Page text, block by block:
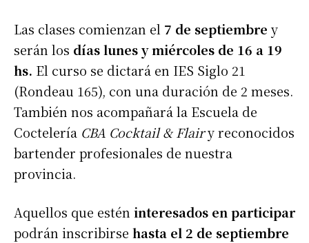
Las clases comienzan el 7 de septiembre y
serán los días lunes y miércoles de 16 a 19
hs. El curso se dictará en IES Siglo 21
(Rondeau 165), con una duración de 2 meses.
También nos acompañará la Escuela de
Coctelería CBA Cocktail & Flairy reconocidos
bartender profesionales de nuestra
provincia.
Aquellos que estén interesados en participar
podrán inscribirse hasta el 2 de septiembre